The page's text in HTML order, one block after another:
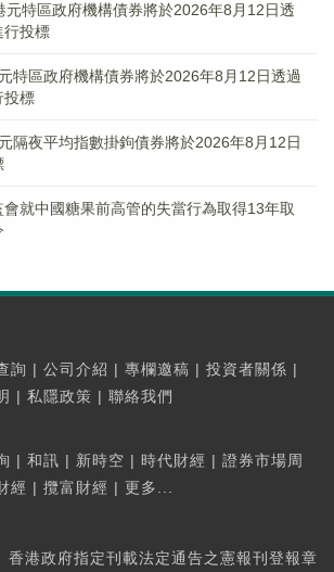
元特區政府機構債券將於2026年8月12日透
行投標
特區政府機構債券將於2026年8月12日透過
投標
隔夜平均指數掛鉤債券將於2026年8月12日
會就中國糖果前高管的失當行為取得13年取
詢 | 公司介紹 | 專欄邀稿 | 投資者關係 |
| 私隱政策 | 聯絡我們
| 和訊 | 新時空 | 時代財經 | 證券市場周
經 | 攬富財經 | 更多...
香港政府指定刊載法定通告之憲報刊登報章